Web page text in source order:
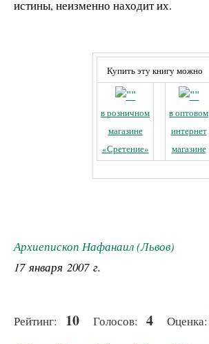
истины, неизменно находит их.
Купить эту книгу можно
в розничном
магазине
«Сретение»
в оптовом
интернет
магазине
Архиепископ Нафанаил (Львов)
17 января 2007 г.
Рейтинг: 10 Голосов: 4 Оценка: